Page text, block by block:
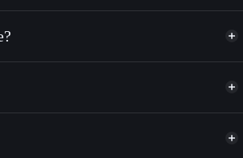
carteras usando el agregador de privacidad
donde tú controla tus claves privadas
sin custodia Solflare